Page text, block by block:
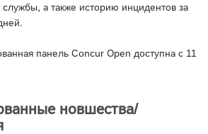
службы, а также историю инцидентов за
панель Concur Open доступна с 11
новшества/